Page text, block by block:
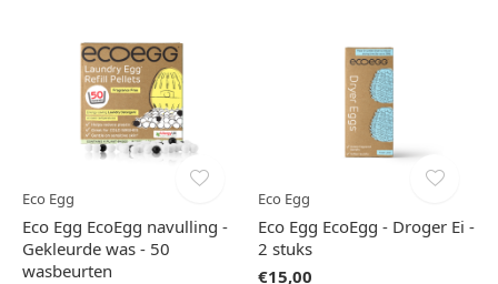
Eco Egg
Eco Egg EcoEgg navulling -
Gekleurde was - 50
wasbeurten
Eco Egg
Eco Egg EcoEgg - Droger Ei -
2 stuks
€15,00